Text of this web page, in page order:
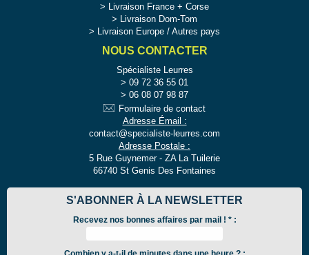
Livraison France + Corse
Livraison Dom-Tom
Livraison Europe / Autres pays
NOUS CONTACTER
Spécialiste Leurres
09 72 36 55 01
06 08 07 98 87
Formulaire de contact
Adresse Émail :
contact@specialiste-leurres.com
Adresse Postale :
5 Rue Guynemer - ZA La Tuilerie
66740 St Genis Des Fontaines
S'ABONNER À LA NEWSLETTER
Recevez nos bonnes affaires par mail ! *: